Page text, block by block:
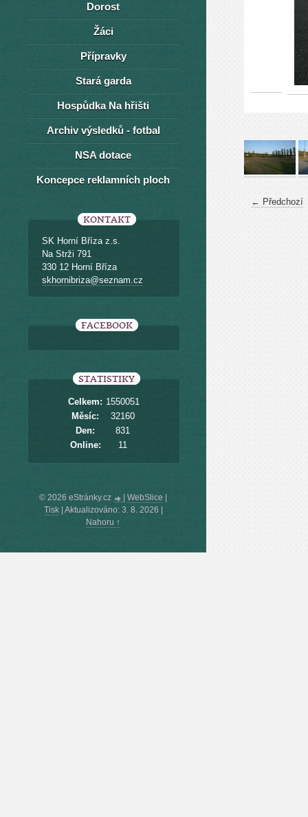
← Předchozí
Dorost
Žáci
Přípravky
Stará garda
Hospůdka Na hřišti
Archiv výsledků - fotbal
NSA dotace
Koncepce reklamních ploch
KONTAKT
SK Horní Bříza z.s.
Na Strži 791
330 12 Horní Bříza
skhornibriza@seznam.cz
FACEBOOK
STATISTIKY
Online: 11
Celkem: 1550051
Měsíc:
32160
Den:
831
© 2026 eStránky.cz WebSlice
Tisk| Aktualizováno: 3. 8. 2026
Nahoru ↑